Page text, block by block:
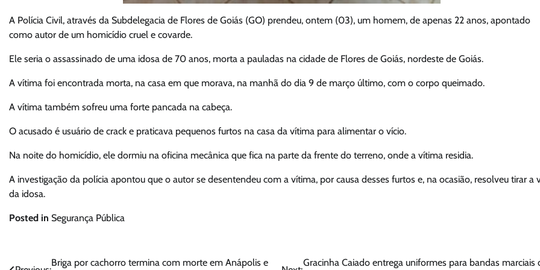
A Polícia Civil, através da Subdelegacia de Flores de Goiás (GO) prendeu, ontem (03), um homem, de apenas 22 anos, apontado
como autor de um homicídio cruel e covarde.
Ele seria o assassinado de uma idosa de 70 anos, morta a pauladas na cidade de Flores de Goiás, nordeste de Goiás.
A vítima foi encontrada morta, na casa em que morava, na manhã do dia 9 de março último, com o corpo queimado.
A vítima também sofreu uma forte pancada na cabeça.
O acusado é usuário de crack e praticava pequenos furtos na casa da vítima para alimentar o vício.
Na noite do homicídio, ele dormiu na oficina mecânica que fica na parte da frente do terreno, onde a vítima residia.
A investigação da polícia apontou que o autor se desentendeu com a vítima, por causa desses furtos e, na ocasião, resolveu tirar a
da idosa.
Posted in Segurança Pública
NavegaçãoBriga por cachorro termina com morte em Anápolis e Gracinha Caiado entrega uniformes para bandas marciais